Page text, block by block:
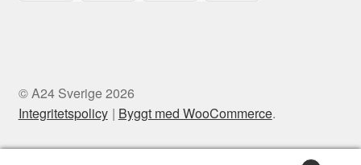
© A24 Sverige 2026
Integritetspolicy
Byggt med WooCommerce.